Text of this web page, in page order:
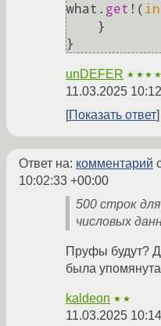
what. get !(
unDEFER
11.03.2025
Показать ответ
Ответ на: комментарий
10:02:33 +00:00
500 строк
числовых
Пруфы будут?
была
kaldeon ★★
11.03.2025